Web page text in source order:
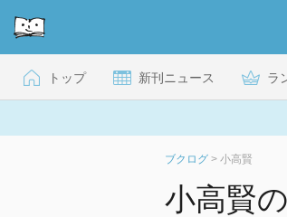
トップ 新刊ニュース ラ
ブクログ > 小高賢
小高賢